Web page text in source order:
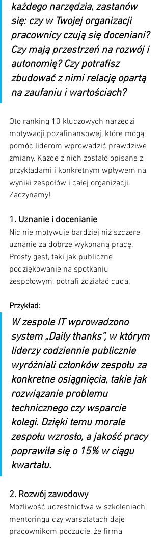
każdego narzędzia, zastanów
się: czy w Twojej organizacji
pracownicy czują się doceniani?
Czy mają przestrzeń na rozwój i
autonomię? Czy potrafisz
zbudować z nimi relację opartą
na zaufaniu i wartościach?
Oto ranking 10 kluczowych narzędzi
motywacji pozafinansowej, które mogą
pomóc liderom wprowadzić prawdziwe
zmiany. Każde z nich zostało opisane z
przykładami i konkretnym wpływem na
wyniki zespołów i całej organizacji.
Zaczynamy!
1. Uznanie i docenianie
Nic nie motywuje bardziej niż szczere
uznanie za dobrze wykonaną pracę.
Prosty gest, taki jak publiczne
podziękowanie na spotkaniu
zespołowym, potrafi zdziałać cuda.
Przykład:
W zespole IT wprowadzono
system „Daily thanks”, w którym
liderzy codziennie publicznie
wyróżniali członków zespołu za
konkretne osiągnięcia, takie jak
rozwiązanie problemu
technicznego czy wsparcie
kolegi. Dzięki temu morale
zespołu wzrosło, a jakość pracy
poprawiła się o 15% w ciągu
kwartału.
2. Rozwój zawodowy
Możliwość uczestnictwa w szkoleniach,
mentoringu czy warsztatach daje
pracownikom poczucie, że firma